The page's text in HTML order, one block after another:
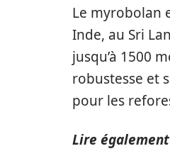
Le myrobolan
Inde, au Sri
jusqu’à 1500
robustesse et
pour les
Lire